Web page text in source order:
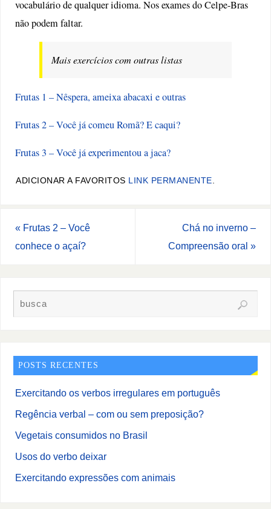
vocabulário de qualquer idioma. Nos exames do Celpe-Bras
não podem faltar.
Mais exercícios com outras listas
Frutas 1 – Nêspera, ameixa abacaxi e outras
Frutas 2 – Você já comeu Romã? E caqui?
Frutas 3 – Você já experimentou a jaca?
ADICIONAR A FAVORITOS LINK PERMANENTE
« Frutas 2 – Você
conhece o açaí?
Chá no inverno –
Compreensão oral »
POSTS RECENTES
Exercitando os verbos irregulares em português
Regência verbal – com ou sem preposição?
Vegetais consumidos no Brasil
Usos do verbo deixar
Exercitando expressões com animais